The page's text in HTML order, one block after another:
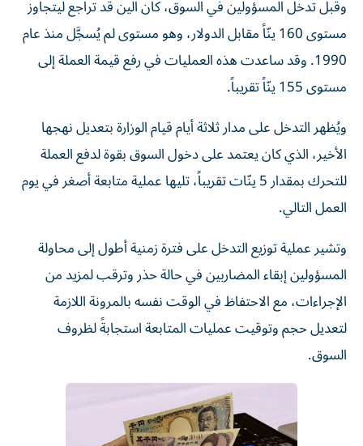
وقبل تدخل المسؤولين في السوق، كان الين قد تراجع ليتجاوز
مستوى 160 ينّاً مقابل الدولار، وهو مستوى لم يُسجَّل منذ عام
1990. وقد ساعدت هذه العمليات في رفع قيمة العملة إلى
مستوى 155 ينّاً تقريباً.
ويُظهر التدخل على مدار ثلاثة أيام قيام الوزارة بتعديل نهجها
الأخير، الذي كان يعتمد على دخول السوق بقوة لدفع العملة
للتحرك بمقدار 5 ينّات تقريباً، تليها عملية متابعة أصغر في يوم
العمل التالي.
وتشير عملية توزيع التدخل على فترة زمنية أطول إلى محاولة
المسؤولين إبقاء المضاربين في حالة حذر وترقب لمزيد من
الإجراءات، مع الاحتفاظ في الوقت نفسه بالمرونة اللازمة
لتعديل حجم وتوقيت عمليات المتابعة استجابةً لظروف
السوق.